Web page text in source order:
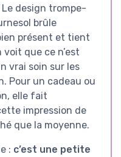
Le design trompe-
brûle
présent et tient
que ce n’est
vrai soin sur les
Pour un cadeau ou
elle fait
impression de
que la moyenne.
: c’est une petite